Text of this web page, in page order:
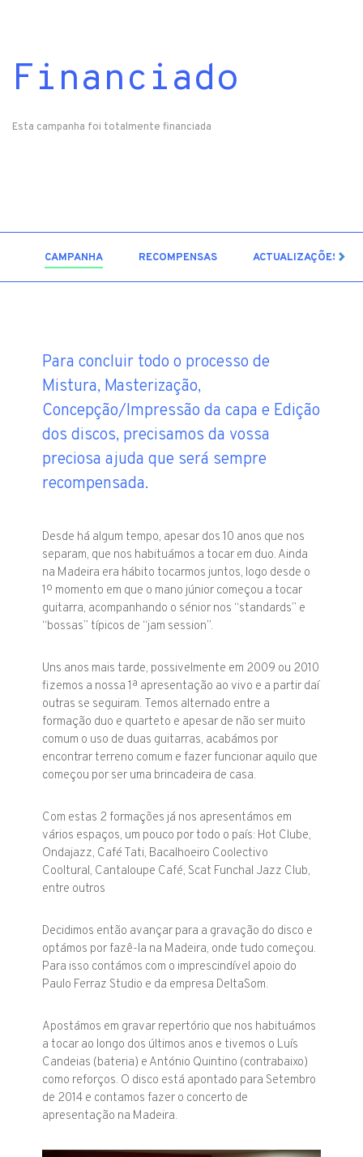
Financiado
Esta campanha foi totalmente financiada
CAMPANHA RECOMPENSAS ACTUALIZAÇÕES
Para concluir todo o processo de
Mistura, Masterização,
Concepção/Impressão da capa e Edição
dos discos, precisamos da vossa
preciosa ajuda que será sempre
recompensada.
Desde há algum tempo, apesar dos 10 anos que nos
separam, que nos habituámos a tocar em duo. Ainda
na Madeira era hábito tocarmos juntos, logo desde o
1º momento em que o mano júnior começou a tocar
guitarra, acompanhando o sénior nos “standards” e
“bossas” típicos de “jam session”.
Uns anos mais tarde, possivelmente em 2009 ou 2010
fizemos a nossa 1ª apresentação ao vivo e a partir daí
outras se seguiram. Temos alternado entre a
formação duo e quarteto e apesar de não ser muito
comum o uso de duas guitarras, acabámos por
encontrar terreno comum e fazer funcionar aquilo que
começou por ser uma brincadeira de casa.
Com estas 2 formações já nos apresentámos em
vários espaços, um pouco por todo o país: Hot Clube,
Ondajazz, Café Tati, Bacalhoeiro Coolectivo
Cooltural, Cantaloupe Café, Scat Funchal Jazz Club,
entre outros
Decidimos então avançar para a gravação do disco e
optámos por fazê-la na Madeira, onde tudo começou.
Para isso contámos com o imprescindível apoio do
Paulo Ferraz Studio e da empresa DeltaSom.
Apostámos em gravar repertório que nos habituámos
a tocar ao longo dos últimos anos e tivemos o Luís
Candeias (bateria) e António Quintino (contrabaixo)
como reforços. O disco está apontado para Setembro
de 2014 e contamos fazer o concerto de
apresentação na Madeira.